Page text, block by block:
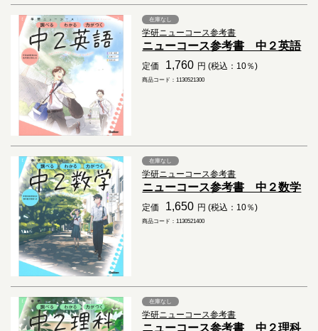
在庫なし
学研ニューコース参考書
ニューコース参考書 中２英語
定価 1,760 円 (税込：10％)
商品コード：1130521300
在庫なし
学研ニューコース参考書
ニューコース参考書 中２数学
定価 1,650 円 (税込：10％)
商品コード：1130521400
在庫なし
学研ニューコース参考書
ニューコース参考書 中２理科